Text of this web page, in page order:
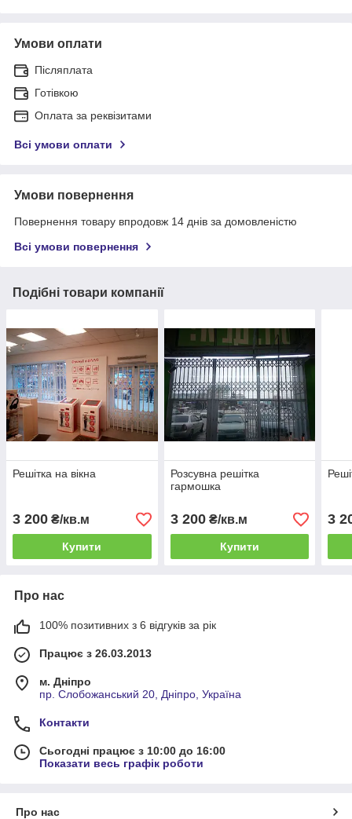
Умови оплати
Післяплата
Готівкою
Оплата за реквізитами
Всі умови оплати
Умови повернення
Повернення товару впродовж 14 днів за домовленістю
Всі умови повернення
Подібні товари компанії
Решітка на вікна
3 200 ₴/кв.м
Купити
Розсувна решітка
гармошка
3 200₴/кв.м
Купити
3
Про нас
100% позитивних з 6 відгуків за рік
Працює з 26.03.2013
м. Дніпро
пр. Слобожанський 20, Дніпро, Україна
Контакти
Сьогодні працює з 10:00 до 16:00
Показати весь графік роботи
Про нас